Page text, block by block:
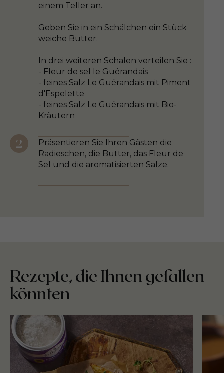
einem Teller an.
Geben Sie in ein Schälchen ein Stück
weiche Butter.
In drei weiteren Schalen verteilen Sie :
- Fleur de sel le Guérandais
- feines Salz Le Guérandais mit Piment
d'Espelette
- feines Salz Le Guérandais mit Bio-
Kräutern
Präsentieren Sie Ihren Gästen die
Radieschen, die Butter, das Fleur de
Sel und die aromatisierten Salze.
Rezepte, die Ihnen gefallen
könnten